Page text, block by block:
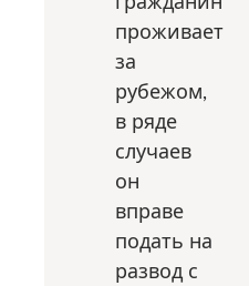
проживает
за
рубежом,
в ряде
случаев
он
вправе
подать на
развод с